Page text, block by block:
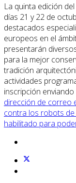
La quinta edición
días 21 y 22 de
destacados
europeos en el
presentarán
para la mejor
tradición
actividades
inscripción
dirección de correo
contra los robots de
habilitado para